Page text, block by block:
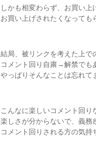
しかも相変わらず、お買い
お買い上げされたくなっても
結局、被リンクを考えた上で
コメント回り自粛→解禁でも
やっぱりそんなことは忘れて
こんなに楽しいコメント回り
楽しさが分からないで、義務
コメント回りされる方の気